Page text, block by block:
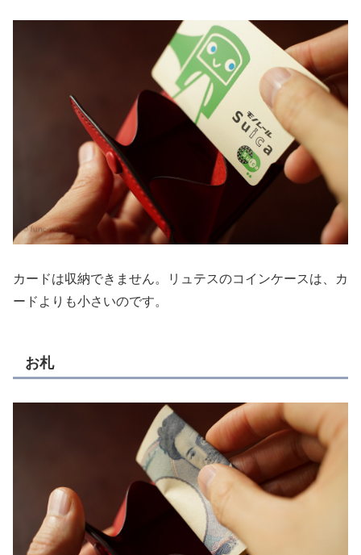
カードは収納できません。リュテスのコインケースは、カ
ードよりも小さいのです。
お札